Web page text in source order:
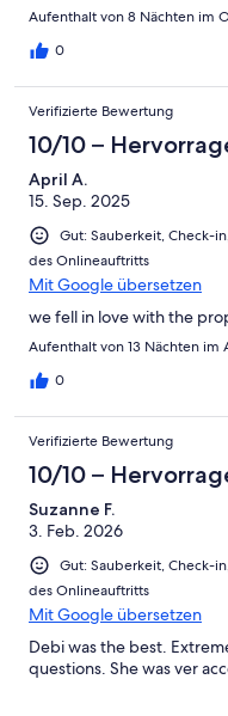
Aufenthalt von 8 Nächten im
0
Verifizierte Bewertung
10/10 –
April A.
15. Sep. 2025
Gut: Sauberkeit, Check-
des Onlineauftritts
Mit Google übersetzen
we fell in love with the
Aufenthalt von 13 Nächten im
0
Verifizierte Bewertung
10/10 –
Suzanne F.
3. Feb. 2026
Gut: Sauberkeit, Check-
des Onlineauftritts
Mit Google übersetzen
Debi was the best.
questions. She was ver